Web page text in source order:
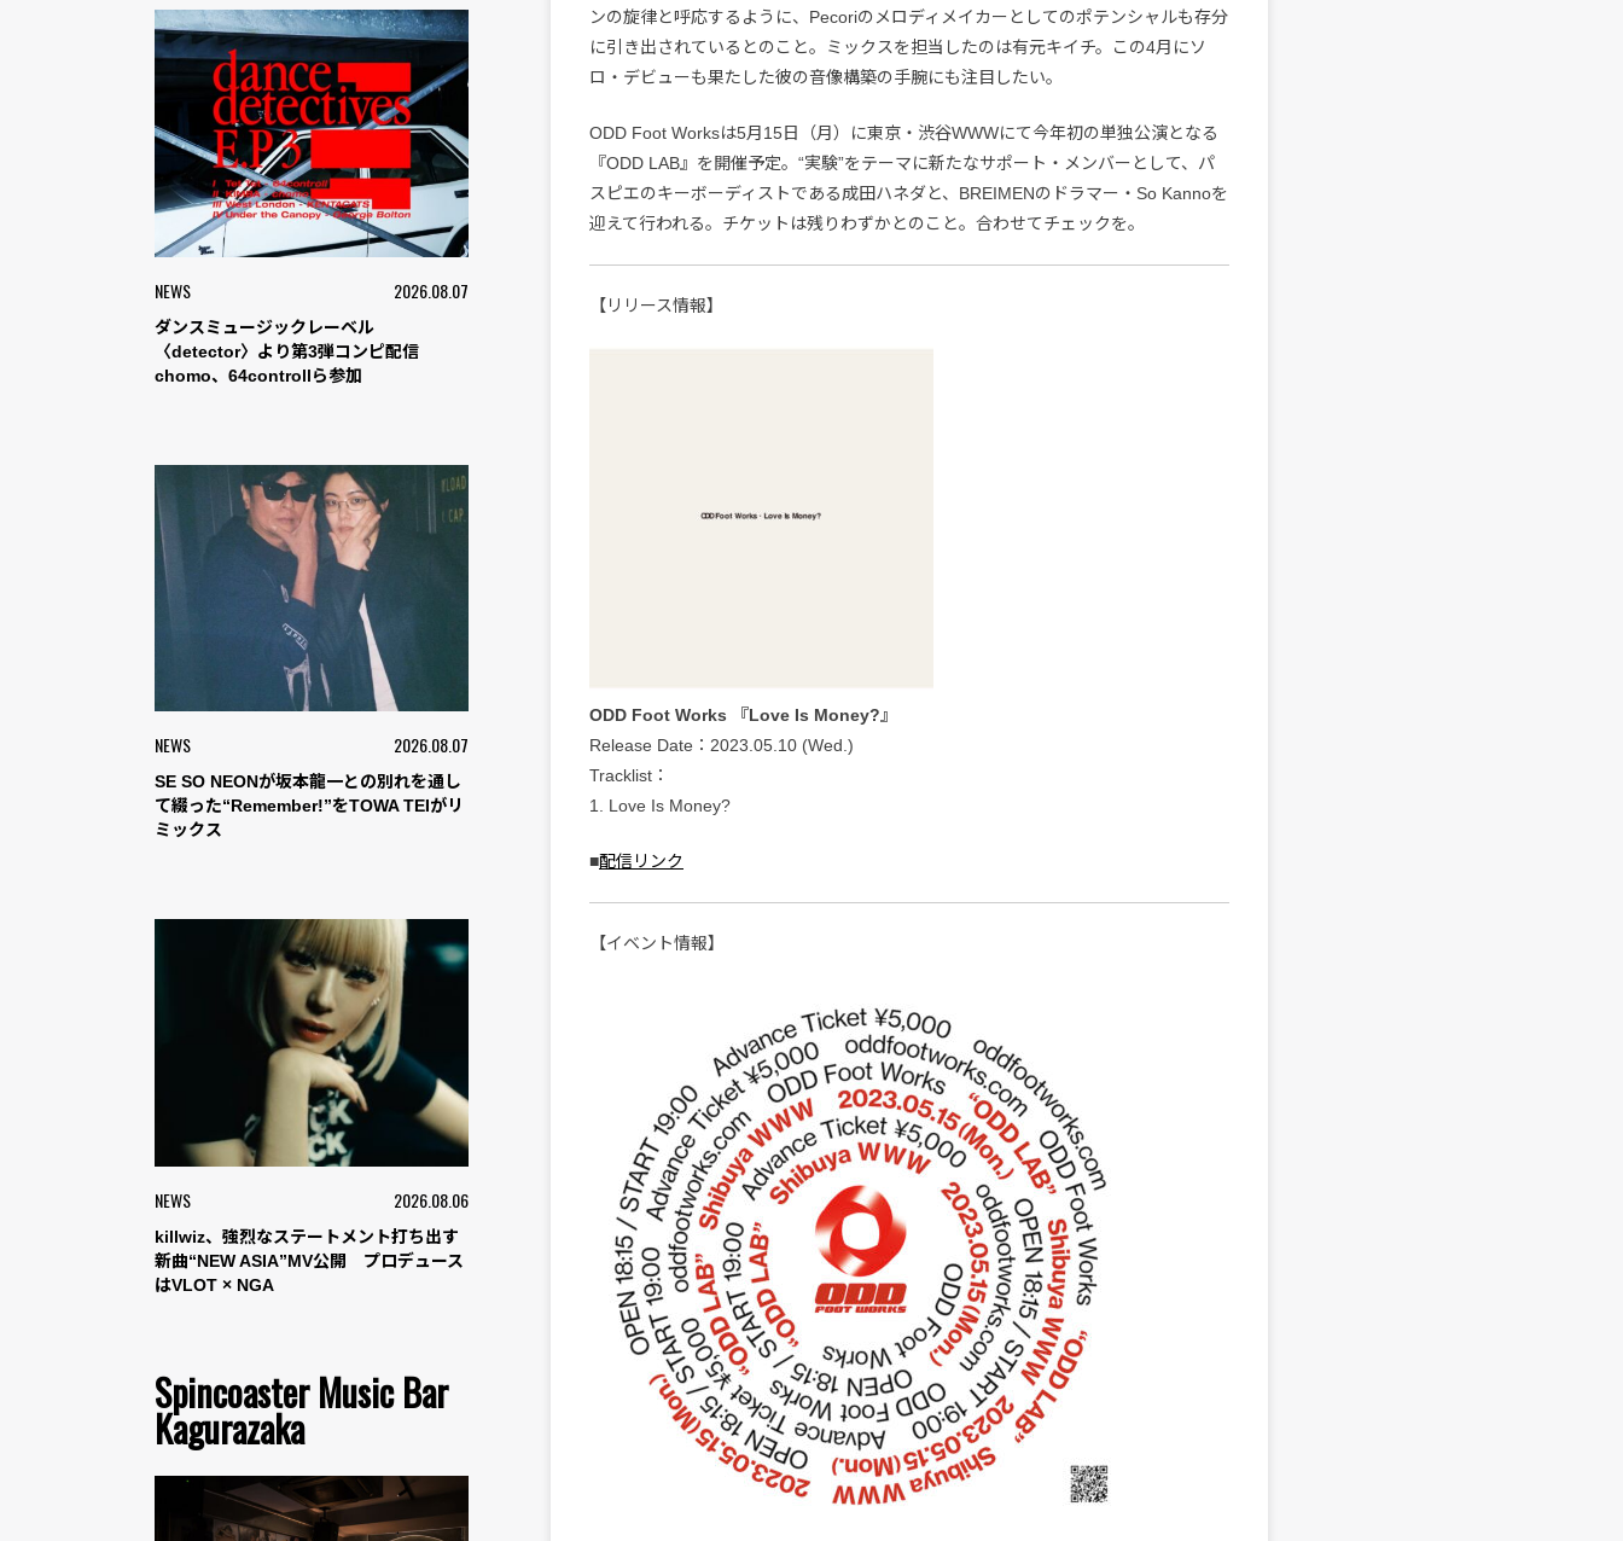
NEWS 2026.08.07
ダンスミュージックレーベル
〈detector〉より第3弾コンピ配信
chomo、64controllら参加
NEWS 2026.08.07
SE SO NEONが坂本龍一との別れを通し
て綴った“Remember!”をTOWA TEIがリ
ミックス
NEWS 2026.08.06
killwiz、強烈なステートメント打ち出す
新曲“NEW ASIA”MV公開 プロデュース
はVLOT × NGA
Spincoaster Music Bar
Kagurazaka
ンの旋律と呼応するように、Pecoriのメロディメイカーとしてのポテンシャルも存分
に引き出されているとのこと。ミックスを担当したのは有元キイチ。この4月にソ
ロ・デビューも果たした彼の音像構築の手腕にも注目したい。
ODD Foot Worksは5月15日（月）に東京・渋谷WWWにて今年初の単独公演となる
『ODD LAB』を開催予定。“実験”をテーマに新たなサポート・メンバーとして、パ
スピエのキーボーディストである成田ハネダと、BREIMENのドラマー・So Kannoを
迎えて行われる。チケットは残りわずかとのこと。合わせてチェックを。
【リリース情報】
ODD Foot Works 『Love Is Money?』
Release Date：2023.05.10 (Wed.)
Tracklist：
1. Love Is Money?
■配信リンク
【イベント情報】